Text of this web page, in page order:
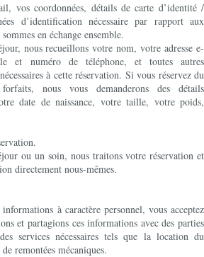
vos coordonnées, détails de carte d’identité /
d’identification nécessaire par rapport aux
en échange ensemble.
nous recueillons votre nom, votre adresse e-
et numéro de téléphone, et toutes autres
à cette réservation. Si vous réservez du
nous vous demanderons des détails
date de naissance, votre taille, votre poids,
ou un soin, nous traitons votre réservation et
directement nous-mêmes.
à caractère personnel, vous acceptez
et partagions ces informations avec des parties
services nécessaires tels que la location du
remontées mécaniques.